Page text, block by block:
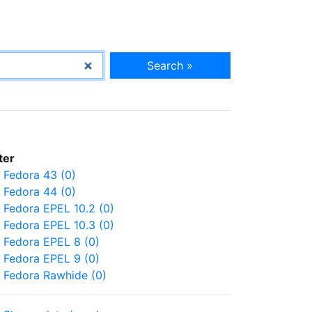
Search »
Fedora 43 (0)
Fedora 44 (0)
Fedora EPEL 10.2 (0)
Fedora EPEL 10.3 (0)
Fedora EPEL 8 (0)
Fedora EPEL 9 (0)
Fedora Rawhide (0)